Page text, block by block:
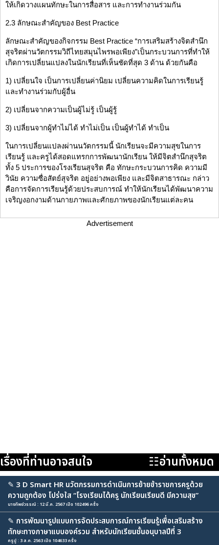
ให้เกิดวางแผนทักษะในการสื่อสาร และการทำงานร่วมกัน
2.3 ลักษณะสำคัญของ Best Practice
ลักษณะสำคัญของกิจกรรม Best Practice “การเสริมสร้างจิตสำนึก
สุจริตผ่านวัตกรรมวิถีไทยสมุนไพรพอเพียง”เป็นกระบวนการที่ทำให้
เกิดการเปลี่ยนแปลงในนักเรียนที่เห็นชัดที่สุด 3 ด้าน ด้วยกันคือ
1) เปลี่ยนใจ เป็นการเปลี่ยนค่านิยม เปลี่ยนความคิดในการเรียนรู้
และทำงานร่วมกับผู้อื่น
2) เปลี่ยนจากความเป็นผู้ไม่รู้ เป็นผู้รู้
3) เปลี่ยนจากผู้ทำไม่ได้ ทำไม่เป็น เป็นผู้ทำได้ ทำเป็น
ในการเปลี่ยนแปลงผ่านนวัตกรรมนี้ นักเรียนจะมีความสุขในการ
เรียนรู้ และครูได้สอดแทรกการพัฒนานักเรียน ให้มีจิตสำนึกสุจริต
ทั้ง 5 ประการของโรงเรียนสุจริต คือ ทักษะกระบวนการคิด ความมี
วินัย ความซื่อสัตย์สุจริต อยู่อย่างพอเพียง และมีจิตสาธารณะ กล่าว
คือการจัดการเรียนรู้ด้วยประสบการณ์ ทำให้นักเรียนได้พัฒนาความ
เจริญงอกงามด้านกายภาพและศักยภาพของนักเรียนแต่ละคน
Advertisement
เรื่องที่ท่านอาจสนใจ ☷อ่านทั้งหมด
✎ 3 D Smart HR นวัตกรรมการดำเนินการย้ายข้าราชการครูด้วย
ความถูกต้อง โปร่งใส “โรงเรียนได้ครู นักเรียนเรียนดี มีความสุข”
นางทิพย์วรรณ์ : 12 มี.ค. 2567 เปิด 102496 ครั้ง
✎ การพัฒนารูปแบบการจัดประสบการณ์การเรียนรู้เพื่อเสริมสร้าง
ทักษะทางภาษาแบบองค์รวม สำหรับนักเรียนชั้นอนุบาลปีที่ 3
ครูปู : 3 ส.ค. 2563 เปิด 104633 ครั้ง